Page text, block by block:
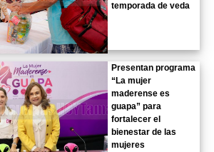
temporada de veda
Presentan programa
“La mujer
maderense es
guapa” para
fortalecer el
bienestar de las
mujeres